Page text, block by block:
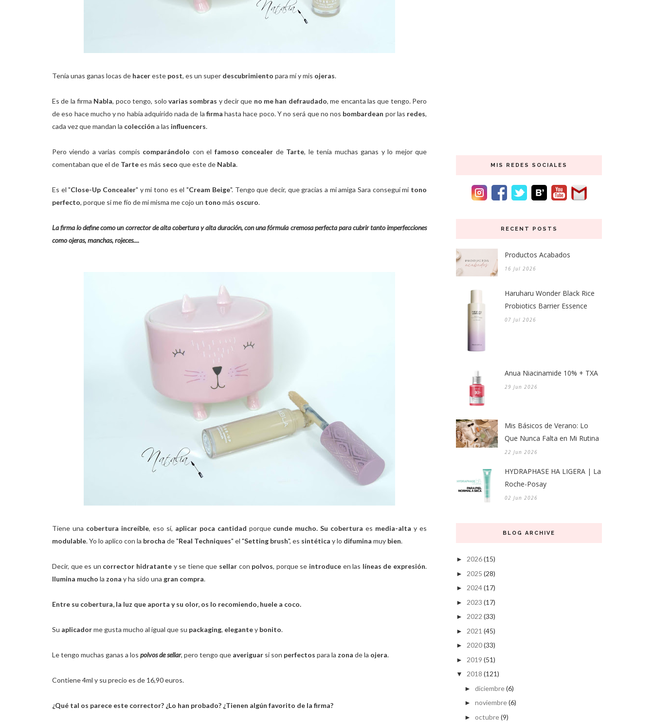
Tenía unas ganas locas de hacereste post, es un super descubrimiento para mí y mis ojeras.
Es de la firma Nabla, poco tengo, solo varias sombras y decir que no me han defraudado, me encanta las que tengo. Pero
de eso hace mucho y no había adquirido nada de la firma hasta hace poco. Y no será que no nos bombardean por las redes,
cada vez que mandan la colección a las influencers.
Pero viendo a varias compis comparándolo con el famoso concealer de Tarte, le tenía muchas ganas y lo mejor que
comentaban que el de Tartees más seco que este de Nabla.
Es el "Close-Up Concealer" y mi tono es el "Cream Beige". Tengo que decir, que gracias a mi amiga Sara conseguí mi tono
perfecto, porque si me fío de mi misma me cojo un tono más oscuro.
La firma lo define como un corrector de alta cobertura y alta duración, con una fórmula cremosa perfecta para cubrir tanto imperfecciones
como ojeras, manchas, rojeces....
Tiene una cobertura increíble, eso sí, aplicar poca cantidad porquecunde mucho. Su cobertura es media-alta y es
modulable. Yo lo aplico con la brocha de "Real Techniques" el "Setting brush", es sintética y lo difumina muy bien.
Decir, que es un corrector hidratante y se tiene que sellar con polvos, porque se introduce en las líneas de expresión.
Ilumina mucho la zona y ha sido una gran compra.
Entre su cobertura, la luz que aporta y su olor, os lo recomiendo, huele a coco.
Su aplicadorme gusta mucho al igual que su packaging, elegantey bonito.
Le tengo muchas ganas a los polvos de sellar, pero tengo que averiguar si son perfectos para la zona de la ojera.
Contiene 4ml y su precio es de 16,90 euros.
¿Qué tal os parece este corrector? ¿Lo han probado? ¿Tienen algún favorito de la firma?
MIS REDES SOCIALES
RECENT POSTS
Productos Acabados
16 Jul 2026
Haruharu Wonder Black Rice
Probiotics Barrier Essence
07 Jul 2026
Anua Niacinamide 10% + TXA
29 Jun 2026
Mis Básicos de Verano: Lo
Que Nunca Falta en Mi Rutina
22 Jun 2026
HYDRAPHASE HA LIGERA | La
Roche-Posay
02 Jun 2026
BLOG ARCHIVE
► 2026(15)
► 2025 (28)
► 2024(17)
► 2023 (17)
► 2022 (33)
► 2021 (45)
► 2020(33)
► 2019 (51)
▼ 2018 (121)
► diciembre(6)
► noviembre(6)
► octubre(9)